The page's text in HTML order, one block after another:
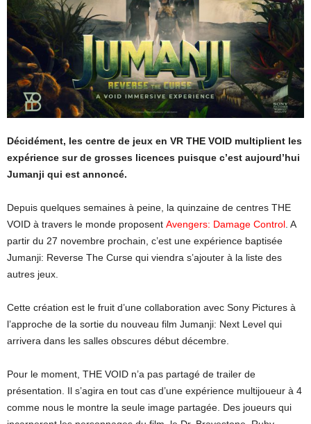
Décidément, les centre de jeux en VR THE VOID multiplient les
expérience sur de grosses licences puisque c’est aujourd’hui
Jumanji qui est annoncé.
Depuis quelques semaines à peine, la quinzaine de centres THE
VOID à travers le monde proposent Avengers: Damage Control . A
partir du 27 novembre prochain, c’est une expérience baptisée
Jumanji: Reverse The Curse qui viendra s’ajouter à la liste des
autres jeux.
Cette création est le fruit d’une collaboration avec Sony Pictures à
l’approche de la sortie du nouveau film Jumanji: Next Level qui
arrivera dans les salles obscures début décembre.
Pour le moment, THE VOID n’a pas partagé de trailer de
présentation. Il s’agira en tout cas d’une expérience multijoueur à 4
comme nous le montre la seule image partagée. Des joueurs qui